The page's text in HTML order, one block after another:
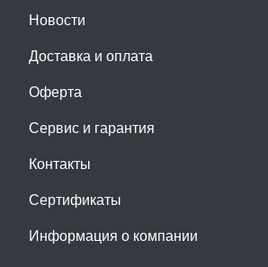
Новости
Доставка и оплата
Оферта
Сервис и гарантия
Контакты
Сертификаты
Информация о компании